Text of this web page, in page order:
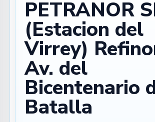
PETRANOR
(Estacion del
Virrey)
Av. del
Bicentenario
Batalla